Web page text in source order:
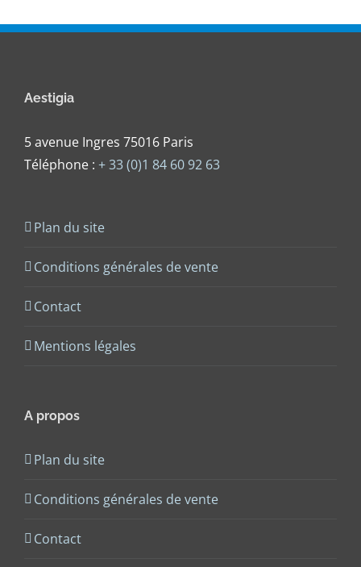
Aestigia
5 avenue Ingres 75016 Paris
Téléphone : + 33 (0)1 84 60 92 63
Plan du site
Conditions générales de vente
Contact
Mentions légales
A propos
Plan du site
Conditions générales de vente
Contact